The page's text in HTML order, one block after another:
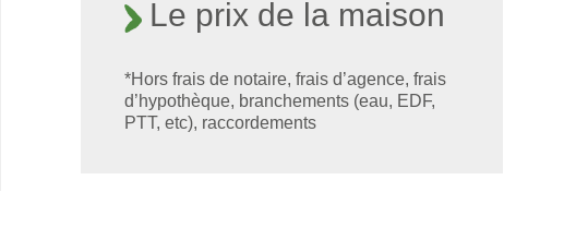
Le prix de la maison
*Hors frais de notaire, frais d’agence, frais
d’hypothèque, branchements (eau, EDF,
PTT, etc), raccordements